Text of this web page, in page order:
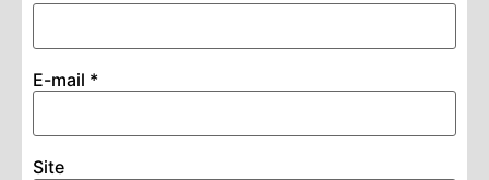
E-mail *
Site